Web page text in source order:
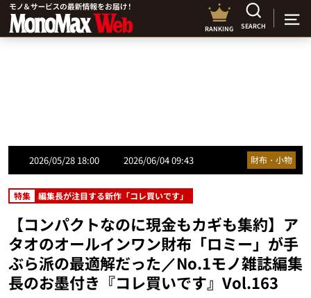
RANKING SEARCH
2026/05/28 18:00 2026/06/04 09:43 財布・小物
特集 編集長が注目する新作「コレ買いです」
【コンパクトなのに現金もカギも集約】ア
タオのオールインワン財布「ロミー」が手
ぶら派の最適解だった／No.1モノ雑誌編集
長のお墨付き『コレ買いです』Vol.163